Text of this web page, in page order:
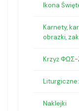
Ikona
Karnety,
obrazki,
Krzyż
Naklejki